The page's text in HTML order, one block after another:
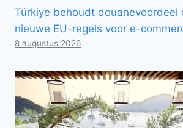
Türkiye behoudt douanevoordeel
nieuwe EU-regels voor e-
8 augustus 2026